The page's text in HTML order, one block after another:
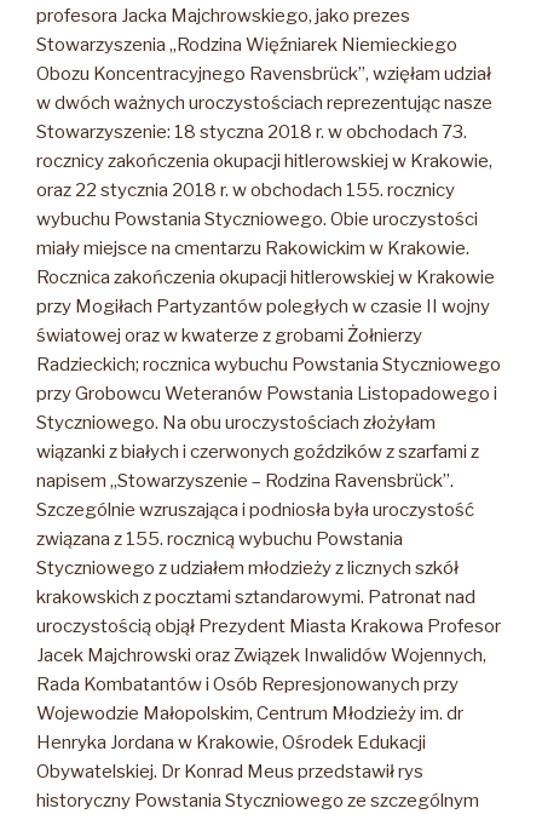
profesora Jacka Majchrowskiego, jako prezes
Stowarzyszenia „Rodzina Więźniarek Niemieckiego
Obozu Koncentracyjnego Ravensbrück”, wzięłam udział
w dwóch ważnych uroczystościach reprezentując nasze
Stowarzyszenie: 18 styczna 2018 r. w obchodach 73.
rocznicy zakończenia okupacji hitlerowskiej w Krakowie,
oraz 22 stycznia 2018 r. w obchodach 155. rocznicy
wybuchu Powstania Styczniowego. Obie uroczystości
miały miejsce na cmentarzu Rakowickim w Krakowie.
Rocznica zakończenia okupacji hitlerowskiej w Krakowie
przy Mogiłach Partyzantów poległych w czasie II wojny
światowej oraz w kwaterze z grobami Żołnierzy
Radzieckich; rocznica wybuchu Powstania Styczniowego
przy Grobowcu Weteranów Powstania Listopadowego i
Styczniowego. Na obu uroczystościach złożyłam
wiązanki z białych i czerwonych goździków z szarfami z
napisem „Stowarzyszenie – Rodzina Ravensbrück”.
Szczególnie wzruszająca i podniosła była uroczystość
związana z 155. rocznicą wybuchu Powstania
Styczniowego z udziałem młodzieży z licznych szkół
krakowskich z pocztami sztandarowymi. Patronat nad
uroczystością objął Prezydent Miasta Krakowa Profesor
Jacek Majchrowski oraz Związek Inwalidów Wojennych,
Rada Kombatantów i Osób Represjonowanych przy
Wojewodzie Małopolskim, Centrum Młodzieży im. dr
Henryka Jordana w Krakowie, Ośrodek Edukacji
Obywatelskiej. Dr Konrad Meus przedstawił rys
historyczny Powstania Styczniowego ze szczególnym